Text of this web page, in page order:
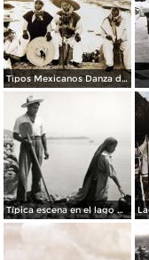
Tipos Mexicanos Danza de Los viejitos..
Típica escena en el lago de Pátzcuaro